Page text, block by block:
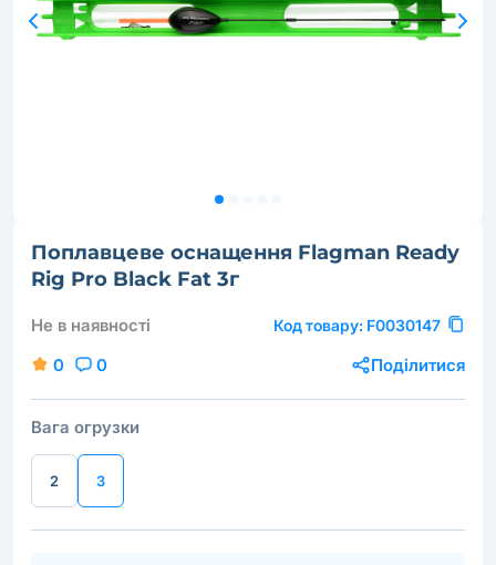
Поплавцеве оснащення Flagman Ready
Rig Pro Black Fat 3г
Не в наявності Код товару: F0030147
0 0 Поділитися
Вага огрузки
2 3